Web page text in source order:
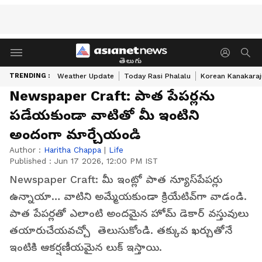
తెలుగు
TRENDING : Weather Update Today Rasi Phalalu Korean
Newspaper Craft: పాత పేపర్లను
పడేయకుండా వాటితో మీ ఇంటిని
అందంగా మార్చేయండి
Author : Haritha Chappa | Life
Published : Jun 17 2026, 12:00 PM IST
Newspaper Craft: మీ ఇంట్లో పాత న్యూస్‌పేపర్లు
ఉన్నాయా… వాటిని అమ్మేయకుండా క్రియేటివ్‌గా వాడండి.
పాత పేపర్లతో ఎలాంటి అందమైన హోమ్ డెకార్ వస్తువులు
తయారుచేయవచ్చో తెలుసుకోండి. తక్కువ ఖర్చుతోనే
ఇంటికి ఆకర్షణీయమైన లుక్ ఇస్తాయి.